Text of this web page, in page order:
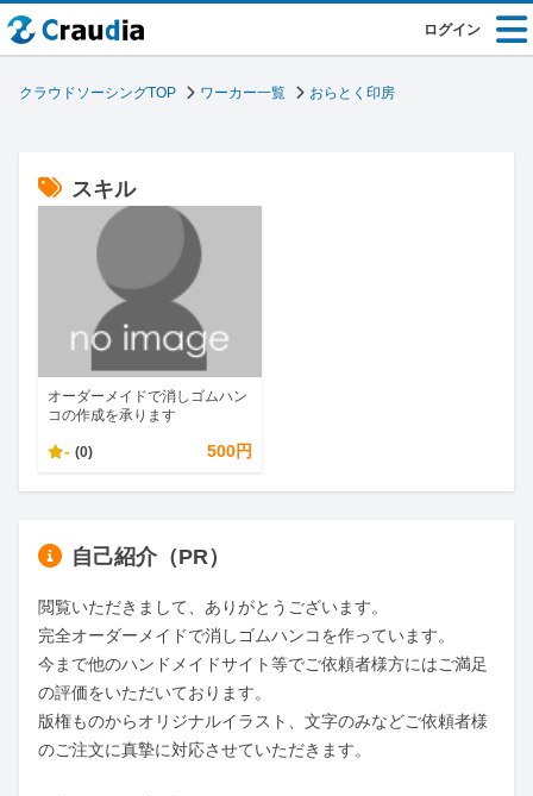
ログイン
クラウドソーシングTOP ワーカー一覧 おらとく印房
スキル
オーダーメイドで消しゴムハン
コの作成を承ります
- (0) 500円
自己紹介（PR）
閲覧いただきまして、ありがとうございます。
完全オーダーメイドで消しゴムハンコを作っています。
今まで他のハンドメイドサイト等でご依頼者様方にはご満足
の評価をいただいております。
版権ものからオリジナルイラスト、文字のみなどご依頼者様
のご注文に真摯に対応させていただきます。